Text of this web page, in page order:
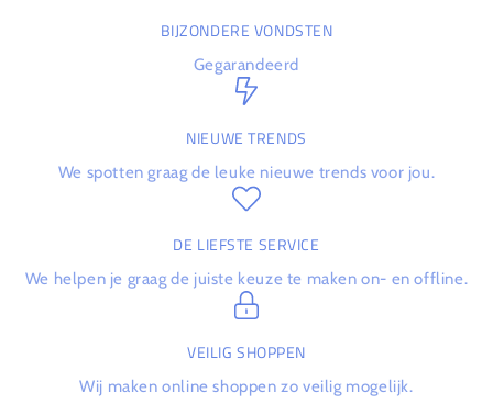
BIJZONDERE VONDSTEN
Gegarandeerd
NIEUWE TRENDS
We spotten graag de leuke nieuwe trends voor jou.
DE LIEFSTE SERVICE
We helpen je graag de juiste keuze te maken on- en offline.
VEILIG SHOPPEN
Wij maken online shoppen zo veilig mogelijk.